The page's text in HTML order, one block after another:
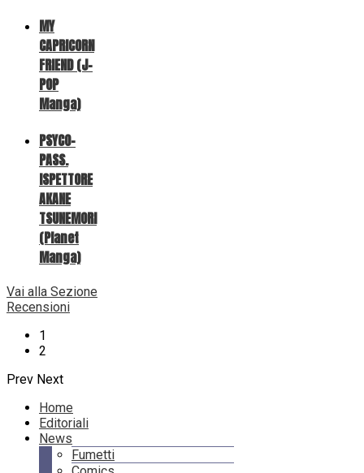
MY
CAPRICORN
FRIEND (J-
POP
Manga)
PSYCO-
PASS.
ISPETTORE
AKANE
TSUNEMORI
(Planet
Manga)
Vai alla Sezione
Recensioni
1
2
Prev Next
Home
Editoriali
News
Fumetti